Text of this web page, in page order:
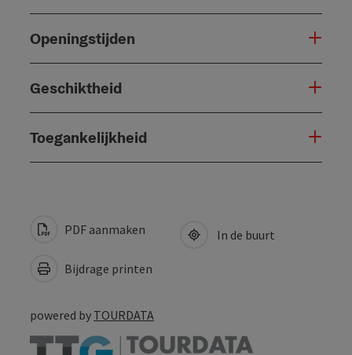
Openingstijden
Geschiktheid
Toegankelijkheid
PDF aanmaken
Bijdrage printen
In de buurt
powered by TOURDATA